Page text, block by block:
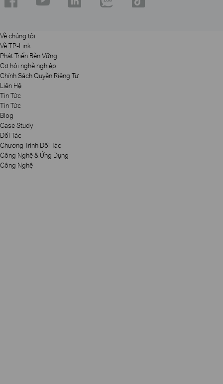
Về chúng tôi
Về TP-Link
Phát Triển Bền Vững
Cơ hội nghề nghiệp
Chính Sách Quyền Riêng Tư
Liên Hệ
Tin Tức
Tin Tức
Blog
Case Study
Đối Tác
Chương Trình Đối Tác
Công Nghệ & Ứng Dụng
Công Nghệ